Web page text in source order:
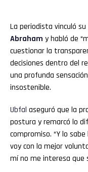
La periodista vinculó
Abraham y habló de
cuestionar la
decisiones dentro del
una profunda
insostenible.
Ubfal aseguró que la
postura y remarcó lo
compromiso. “Y lo
voy con la mejor
mí no me interesa que